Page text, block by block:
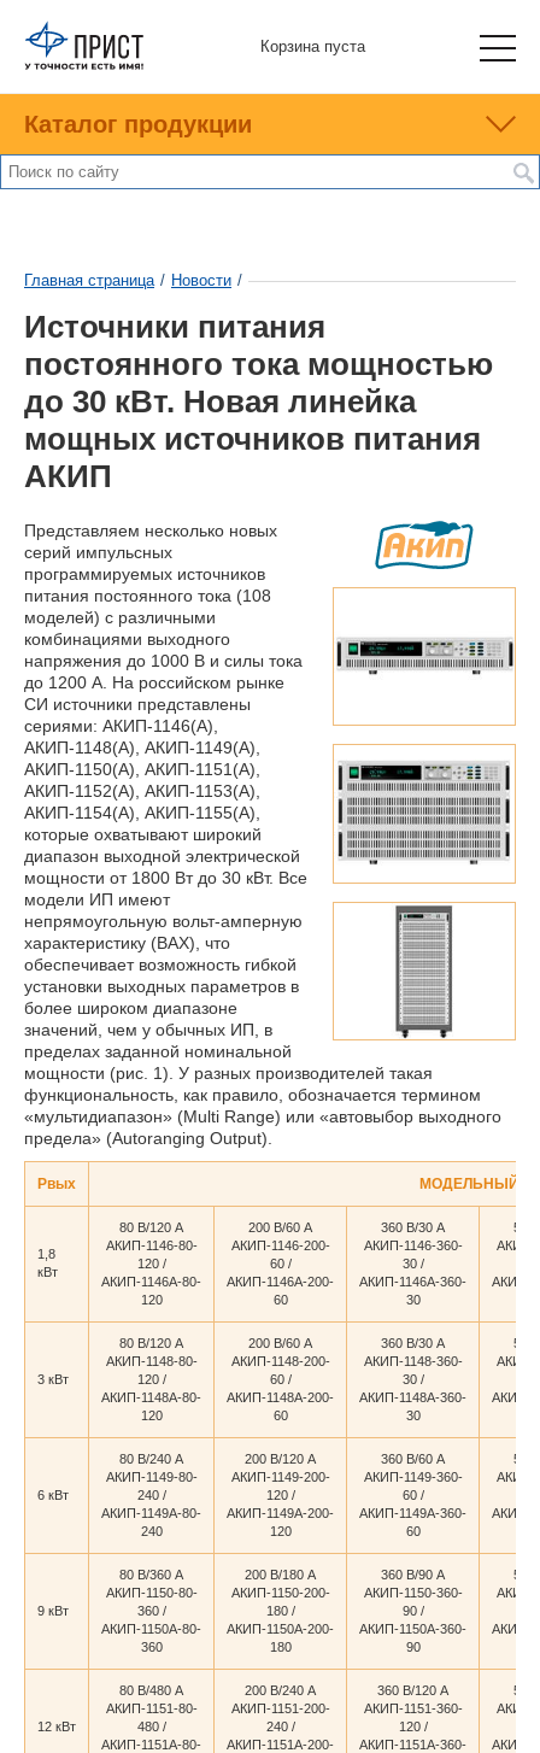
Корзина пуста
Каталог продукции
Главная страница / Новости /
Источники питания
постоянного тока мощностью
до 30 кВт. Новая линейка
мощных источников питания
АКИП
Представляем несколько новых
серий импульсных
программируемых источников
питания постоянного тока (108
моделей) с различными
комбинациями выходного
напряжения до 1000 В и силы тока
до 1200 А. На российском рынке
СИ источники представлены
сериями: АКИП-1146(А),
АКИП-1148(А), АКИП-1149(А),
АКИП-1150(А), АКИП-1151(А),
АКИП-1152(А), АКИП-1153(А),
АКИП-1154(А), АКИП-1155(А),
которые охватывают широкий
диапазон выходной электрической
мощности от 1800 Вт до 30 кВт. Все
модели ИП имеют
непрямоугольную вольт-амперную
характеристику (ВАХ), что
обеспечивает возможность гибкой
установки выходных параметров в
более широком диапазоне
значений, чем у обычных ИП, в
пределах заданной номинальной
мощности (рис. 1). У разных производителей такая
функциональность, как правило, обозначается термином
«мультидиапазон» (Multi Range) или «автовыбор выходного
предела» (Autoranging Output).
Pвых МОДЕЛЬНЫЙ
1,8
кВт
80 В/120 А
АКИП-1146-80-
120 /
АКИП-1146А-80-
120
200 В/60 А
АКИП-1146-200-
60 /
АКИП-1146А-200-
60
360 В/30 А
АКИП-1146-360-
30 /
АКИП-1146А-360-
30
500
АКИП-
АКИП-
3 кВт
80 В/120 А
АКИП-1148-80-
120 /
АКИП-1148А-80-
120
200 В/60 А
АКИП-1148-200-
60 /
АКИП-1148А-200-
60
360 В/30 А
АКИП-1148-360-
30 /
АКИП-1148А-360-
30
500
АКИП-
АКИП-
6 кВт
80 В/240 А
АКИП-1149-80-
240 /
АКИП-1149А-80-
240
200 В/120 А
АКИП-1149-200-
120 /
АКИП-1149А-200-
120
360 В/60 А
АКИП-1149-360-
60 /
АКИП-1149А-360-
60
500
АКИП-
АКИП-
9 кВт
80 В/360 А
АКИП-1150-80-
360 /
АКИП-1150А-80-
360
200 В/180 А
АКИП-1150-200-
180 /
АКИП-1150А-200-
180
360 В/90 А
АКИП-1150-360-
90 /
АКИП-1150А-360-
90
500
АКИП-
АКИП-
12 кВт
80 В/480 А
АКИП-1151-80-
480 /
АКИП-1151А-80-
200 В/240 А
АКИП-1151-200-
240 /
АКИП-1151А-200-
360 В/120 А
АКИП-1151-360-
120 /
АКИП-1151А-360-
500
АКИП-
АКИП-